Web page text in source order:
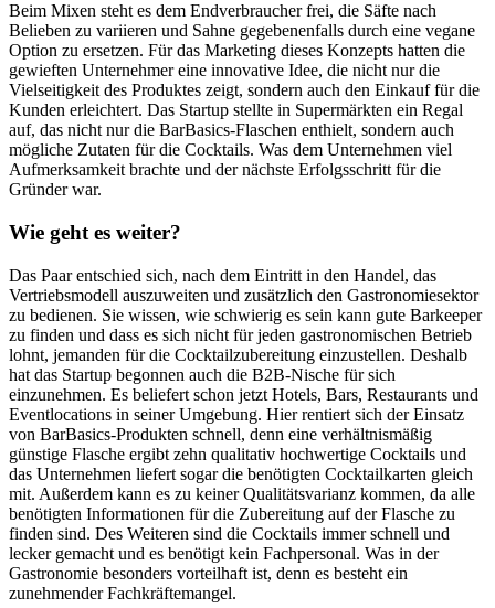
Beim Mixen steht es dem Endverbraucher frei, die Säfte nach
Belieben zu variieren und Sahne gegebenenfalls durch eine vegane
Option zu ersetzen. Für das Marketing dieses Konzepts hatten die
gewieften Unternehmer eine innovative Idee, die nicht nur die
Vielseitigkeit des Produktes zeigt, sondern auch den Einkauf für die
Kunden erleichtert. Das Startup stellte in Supermärkten ein Regal
auf, das nicht nur die BarBasics-Flaschen enthielt, sondern auch
mögliche Zutaten für die Cocktails. Was dem Unternehmen viel
Aufmerksamkeit brachte und der nächste Erfolgsschritt für die
Gründer war.
Wie geht es weiter?
Das Paar entschied sich, nach dem Eintritt in den Handel, das
Vertriebsmodell auszuweiten und zusätzlich den Gastronomiesektor
zu bedienen. Sie wissen, wie schwierig es sein kann gute Barkeeper
zu finden und dass es sich nicht für jeden gastronomischen Betrieb
lohnt, jemanden für die Cocktailzubereitung einzustellen. Deshalb
hat das Startup begonnen auch die B2B-Nische für sich
einzunehmen. Es beliefert schon jetzt Hotels, Bars, Restaurants und
Eventlocations in seiner Umgebung. Hier rentiert sich der Einsatz
von BarBasics-Produkten schnell, denn eine verhältnismäßig
günstige Flasche ergibt zehn qualitativ hochwertige Cocktails und
das Unternehmen liefert sogar die benötigten Cocktailkarten gleich
mit. Außerdem kann es zu keiner Qualitätsvarianz kommen, da alle
benötigten Informationen für die Zubereitung auf der Flasche zu
finden sind. Des Weiteren sind die Cocktails immer schnell und
lecker gemacht und es benötigt kein Fachpersonal. Was in der
Gastronomie besonders vorteilhaft ist, denn es besteht ein
zunehmender Fachkräftemangel.